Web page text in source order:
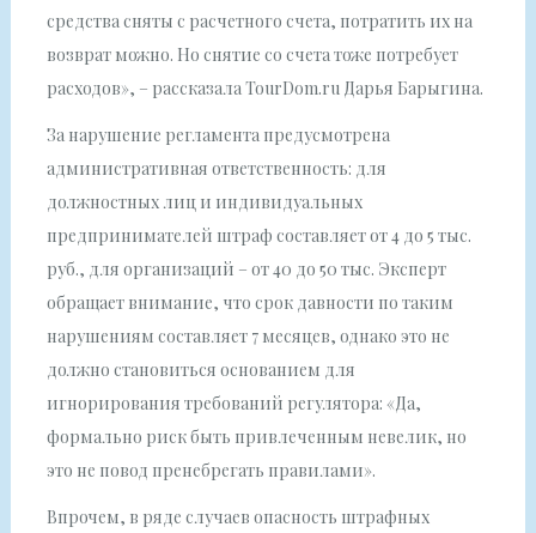
средства сняты с расчетного счета, потратить их на
возврат можно. Но снятие со счета тоже потребует
расходов», – рассказала TourDom.ru Дарья Барыгина.
За нарушение регламента предусмотрена
административная ответственность: для
должностных лиц и индивидуальных
предпринимателей штраф составляет от 4 до 5 тыс.
руб., для организаций – от 40 до 50 тыс. Эксперт
обращает внимание, что срок давности по таким
нарушениям составляет 7 месяцев, однако это не
должно становиться основанием для
игнорирования требований регулятора: «Да,
формально риск быть привлеченным невелик, но
это не повод пренебрегать правилами».
Впрочем, в ряде случаев опасность штрафных